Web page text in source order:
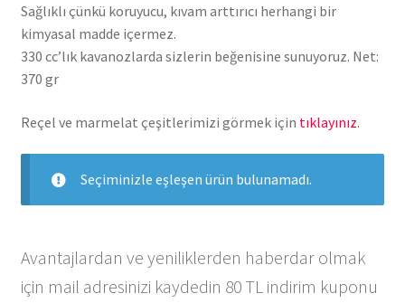
Sağlıklı çünkü koruyucu, kıvam arttırıcı herhangi bir
kimyasal madde içermez.
330 cc’lık kavanozlarda sizlerin beğenisine sunuyoruz. Net:
370 gr
Reçel ve marmelat çeşitlerimizi görmek için tıklayınız.
Seçiminizle eşleşen ürün bulunamadı.
Avantajlardan ve yeniliklerden haberdar olmak
için mail adresinizi kaydedin 80 TL indirim kuponu